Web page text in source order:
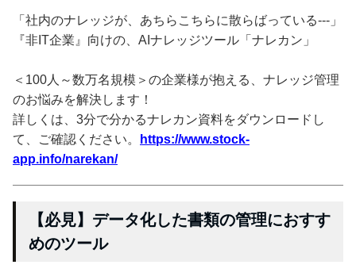
「社内のナレッジが、あちらこちらに散らばっている---」
『非IT企業』向けの、AIナレッジツール「ナレカン」
＜100人～数万名規模＞の企業様が抱える、ナレッジ管理
のお悩みを解決します！
詳しくは、3分で分かるナレカン資料をダウンロードし
て、ご確認ください。
https://www.stock-
app.info/narekan/
【必見】データ化した書類の管理におすす
めのツール